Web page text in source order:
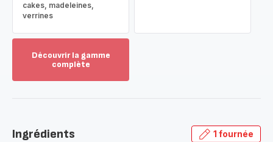
cakes, madeleines,
verrines
Découvrir la gamme
complète
gamme
Ingrédients 1 fournée